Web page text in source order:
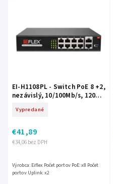
EI-H1108PL - Switch PoE 8 +2,
nezávislý, 10/100Mb/s, 120W -
Vypredané
€34,06 bez DPH
€41,89
Výrobca: Eiflex Počet portov PoE: x8 Počet
portov Uplink: x2